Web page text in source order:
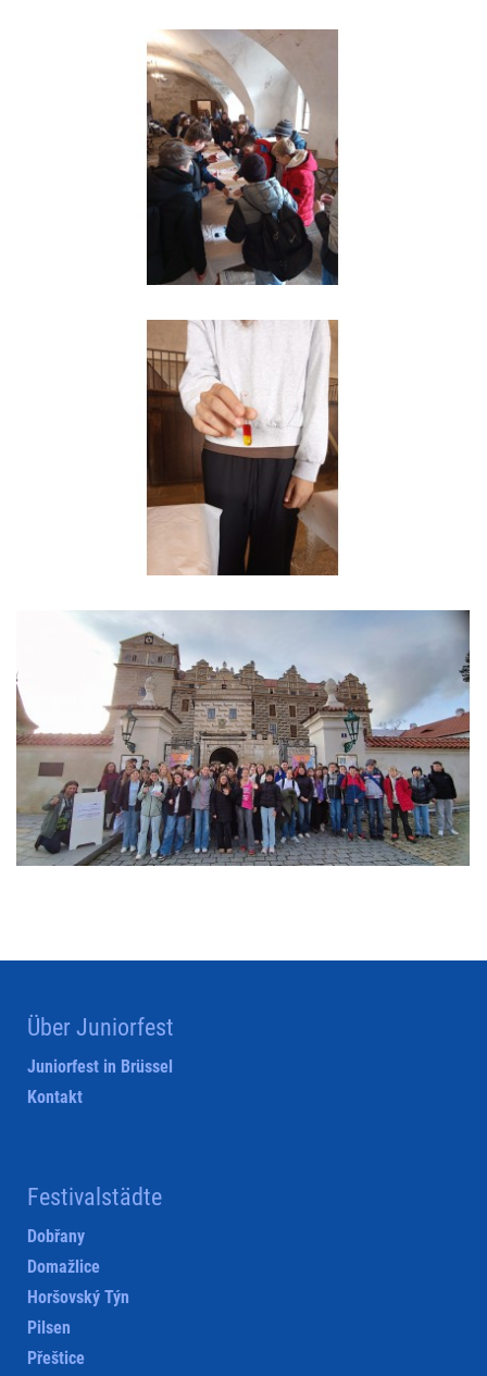
Über Juniorfest
Juniorfest in Brüssel
Kontakt
Festivalstädte
Dobřany
Domažlice
Horšovský Týn
Pilsen
Přeštice